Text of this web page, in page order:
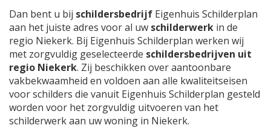
Dan bent u bij schildersbedrijf Eigenhuis Schilderplan
aan het juiste adres voor al uw schilderwerk in de
regio Niekerk. Bij Eigenhuis Schilderplan werken wij
met zorgvuldig geselecteerde schildersbedrijven uit
regio Niekerk. Zij beschikken over aantoonbare
vakbekwaamheid en voldoen aan alle kwaliteitseisen
voor schilders die vanuit Eigenhuis Schilderplan gesteld
worden voor het zorgvuldig uitvoeren van het
schilderwerk aan uw woning in Niekerk.